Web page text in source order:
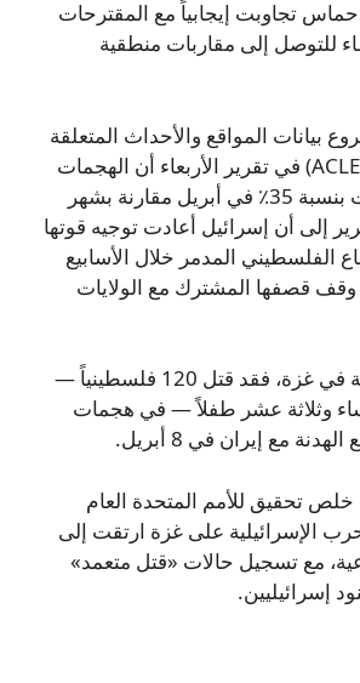
تجاوبت إيجابياً مع المقترحات
للتوصل إلى مقاربات منطقية
بيانات المواقع والأحداث المتعلقة
بالنزاع المسلح (ACLED) في تقرير الأربعاء أن الهجمات
الإسرائيلية ارتفعت بنسبة 35٪ في أبريل مقارنة بشهر
إلى أن إسرائيل أعادت توجيه قوتها
الفلسطيني المدمر خلال الأسابيع
قصفها المشترك مع الولايات
ووفق وزارة الصحة في غزة، فقد قتل 120 فلسطينياً —
وثلاثة عشر طفلاً — في هجمات
مع إيران في 8 أبريل.
تحقيق للأمم المتحدة العام
الإسرائيلية على غزة ارتقت إلى
مع تسجيل حالات «قتل متعمد»
إسرائيليين.